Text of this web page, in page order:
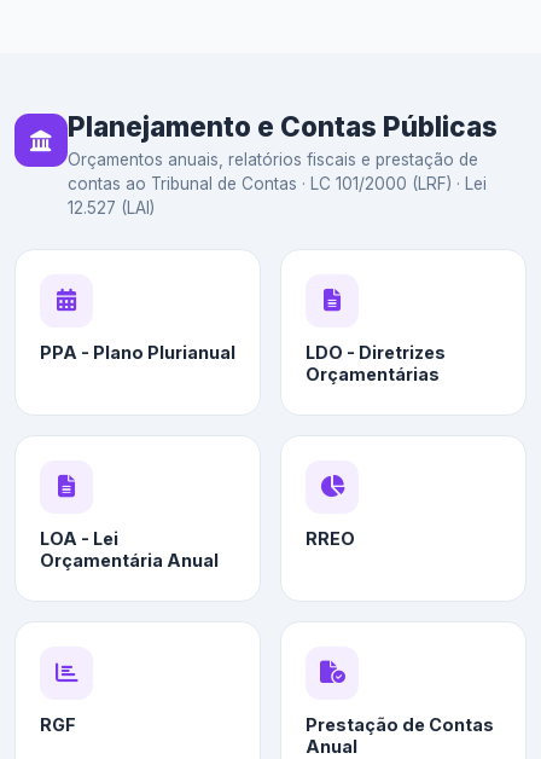
Planejamento e Contas Públicas
Orçamentos anuais, relatórios fiscais e prestação de
contas ao Tribunal de Contas · LC 101/2000 (LRF) · Lei
12.527 (LAI)
PPA - Plano Plurianual
LDO - Diretrizes
Orçamentárias
LOA - Lei
Orçamentária Anual
RREO
RGF
Prestação de Contas
Anual